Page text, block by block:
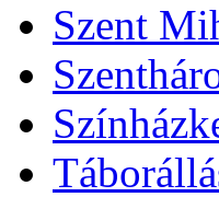
Szent